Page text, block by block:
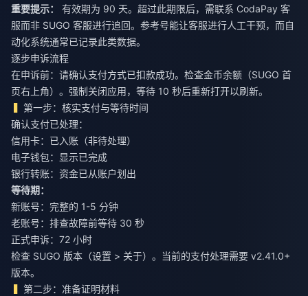
重要提示：
有效期为 90 天。超过此期限后，需联系 CodaPay 客
服而非 SUGO 客服进行追回。参考号能让客服进行人工干预，而自
动化系统通常已记录此类数据。
逐步申诉流程
在申诉前：请确认支付方式已扣款成功。检查金币余额（SUGO 首
页右上角）。强制关闭应用，等待 10 秒后重新打开以刷新。
第一步：核实支付与等待时间
确认支付已处理：
信用卡：已入账（非待处理）
电子钱包：显示已完成
银行转账：资金已从账户划出
等待期：
新账号：完整的 1-5 分钟
老账号：排查故障前等待 30 秒
正式申诉：72 小时
检查 SUGO 版本（设置 > 关于）。当前的支付处理需要 v2.41.0+
版本。
第二步：准备证明材料